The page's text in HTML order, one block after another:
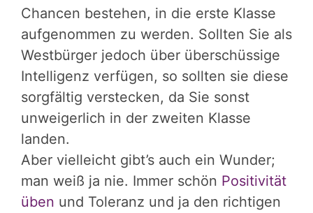
Chancen bestehen, in die erste Klasse
aufgenommen zu werden. Sollten Sie als
Westbürger jedoch über überschüssige
Intelligenz verfügen, so sollten sie diese
sorgfältig verstecken, da Sie sonst
unweigerlich in der zweiten Klasse
landen.
Aber vielleicht gibt’s auch ein Wunder;
man weiß ja nie. Immer schön Positivität
üben und Toleranz und ja den richtigen